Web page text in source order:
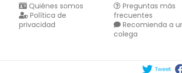
Quiénes somos
Política de
privacidad
Preguntas más
frecuentes
Recomienda a
colega
Tweet